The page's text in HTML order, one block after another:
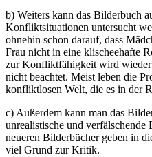
b) Weiters kann das Bilderbuch
Konfliktsituationen untersucht
ohnehin schon darauf, dass
Frau nicht in eine klischeehafte
zur Konfliktfähigkeit wird
nicht beachtet. Meist leben die
konfliktlosen Welt, die es in der
c) Außerdem kann man das
unrealistische und verfälschende
neueren Bilderbücher geben in
viel Grund zur Kritik.